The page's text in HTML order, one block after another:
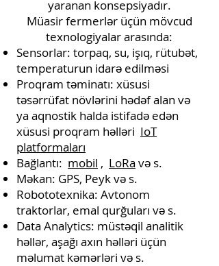
yaranan konsepsiyadır.
Müasir fermerlər üçün mövcud
texnologiyalar arasında:
Sensorlar: torpaq, su, işıq, rütubət,
temperaturun idarə edilməsi
Proqram təminatı: xüsusi
təsərrüfat növlərini hədəf alan və
ya aqnostik halda istifadə edən
xüsusi proqram həlləri IoT
platformaları
Bağlantı: mobil , LoRa və s.
Məkan: GPS, Peyk və s.
Robototexnika: Avtonom
traktorlar, emal qurğuları və s.
Data Analytics: müstəqil analitik
həllər, aşağı axın həlləri üçün
məlumat kəmərləri və s.